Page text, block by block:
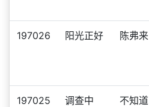
197026 阳光正好 陈弗来
197025 调查中 不知道